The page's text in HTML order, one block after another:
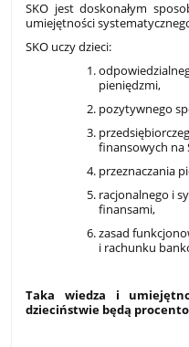
SKO jest doskonałym
umiejętności
SKO uczy dzieci:
pieniędzmi,
pozytywnego
finansowych na
przeznaczania
racjonalnego i
finansami,
zasad
i rachunku
Taka wiedza i
dzieciństwie będą